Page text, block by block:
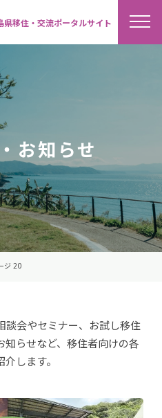
県移住・交流ポータルサイト
お知らせ
ジ 20
談会やセミナー、お試し移住
らせなど、移住者向けの各
します。